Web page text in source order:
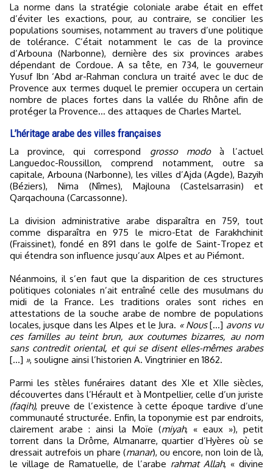
La norme dans la stratégie coloniale arabe était en effet
d’éviter les exactions, pour, au contraire, se concilier les
populations soumises, notamment au travers d’une politique
de tolérance. C’était notamment le cas de la province
d’Arbouna (Narbonne), dernière des six provinces arabes
dépendant de Cordoue. A sa tête, en 734, le gouverneur
Yusuf Ibn ‘Abd ar-Rahman conclura un traité avec le duc de
Provence aux termes duquel le premier occupera un certain
nombre de places fortes dans la vallée du Rhône afin de
protéger la Provence… des attaques de Charles Martel.
L’héritage arabe des villes françaises
La province, qui correspond grosso modo à l’actuel
Languedoc-Roussillon, comprend notamment, outre sa
capitale, Arbouna (Narbonne), les villes d’Ajda (Agde), Bazyih
(Béziers), Nima (Nîmes), Majlouna (Castelsarrasin) et
Qarqachouna (Carcassonne).
La division administrative arabe disparaîtra en 759, tout
comme disparaîtra en 975 le micro-Etat de Farakhchinit
(Fraissinet), fondé en 891 dans le golfe de Saint-Tropez et
qui étendra son influence jusqu’aux Alpes et au Piémont.
Néanmoins, il s’en faut que la disparition de ces structures
politiques coloniales n’ait entraîné celle des musulmans du
midi de la France. Les traditions orales sont riches en
attestations de la souche arabe de nombre de populations
locales, jusque dans les Alpes et le Jura. « Nous[…] avons vu
ces familles au teint brun, aux coutumes bizarres, au nom
sans contredit oriental, et qui se disent elles-mêmes arabes
[…] », souligne ainsi l’historien A. Vingtrinier en 1862.
Parmi les stèles funéraires datant des XIe et XIIe siècles,
découvertes dans l’Hérault et à Montpellier, celle d’un juriste
(faqih), preuve de l’existence à cette époque tardive d’une
communauté structurée. Enfin, la toponymie est par endroits,
clairement arabe : ainsi la Moïe (miyah, « eaux »), petit
torrent dans la Drôme, Almanarre, quartier d’Hyères où se
dressait autrefois un phare (manar), ou encore, non loin de là,
le village de Ramatuelle, de l’arabe rahmat Allah, « divine